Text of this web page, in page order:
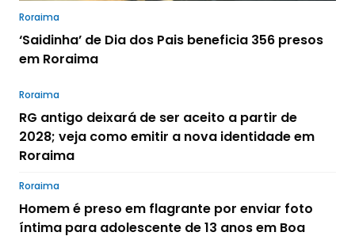
Roraima
‘Saidinha’ de Dia dos Pais beneficia 356 presos
em Roraima
Roraima
RG antigo deixará de ser aceito a partir de
2028; veja como emitir a nova identidade em
Roraima
Roraima
Homem é preso em flagrante por enviar foto
íntima para adolescente de 13 anos em Boa